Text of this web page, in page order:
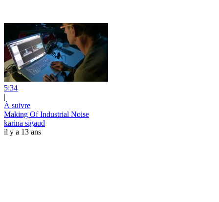
5:34
|
À suivre
Making Of Industrial Noise
karina sigaud
il y a 13 ans